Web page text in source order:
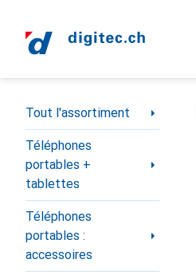
Navigation par catégorie
Tout l'assortiment
Téléphones
portables +
tablettes
Téléphones
portables :
accessoires
Tout l'assortiment